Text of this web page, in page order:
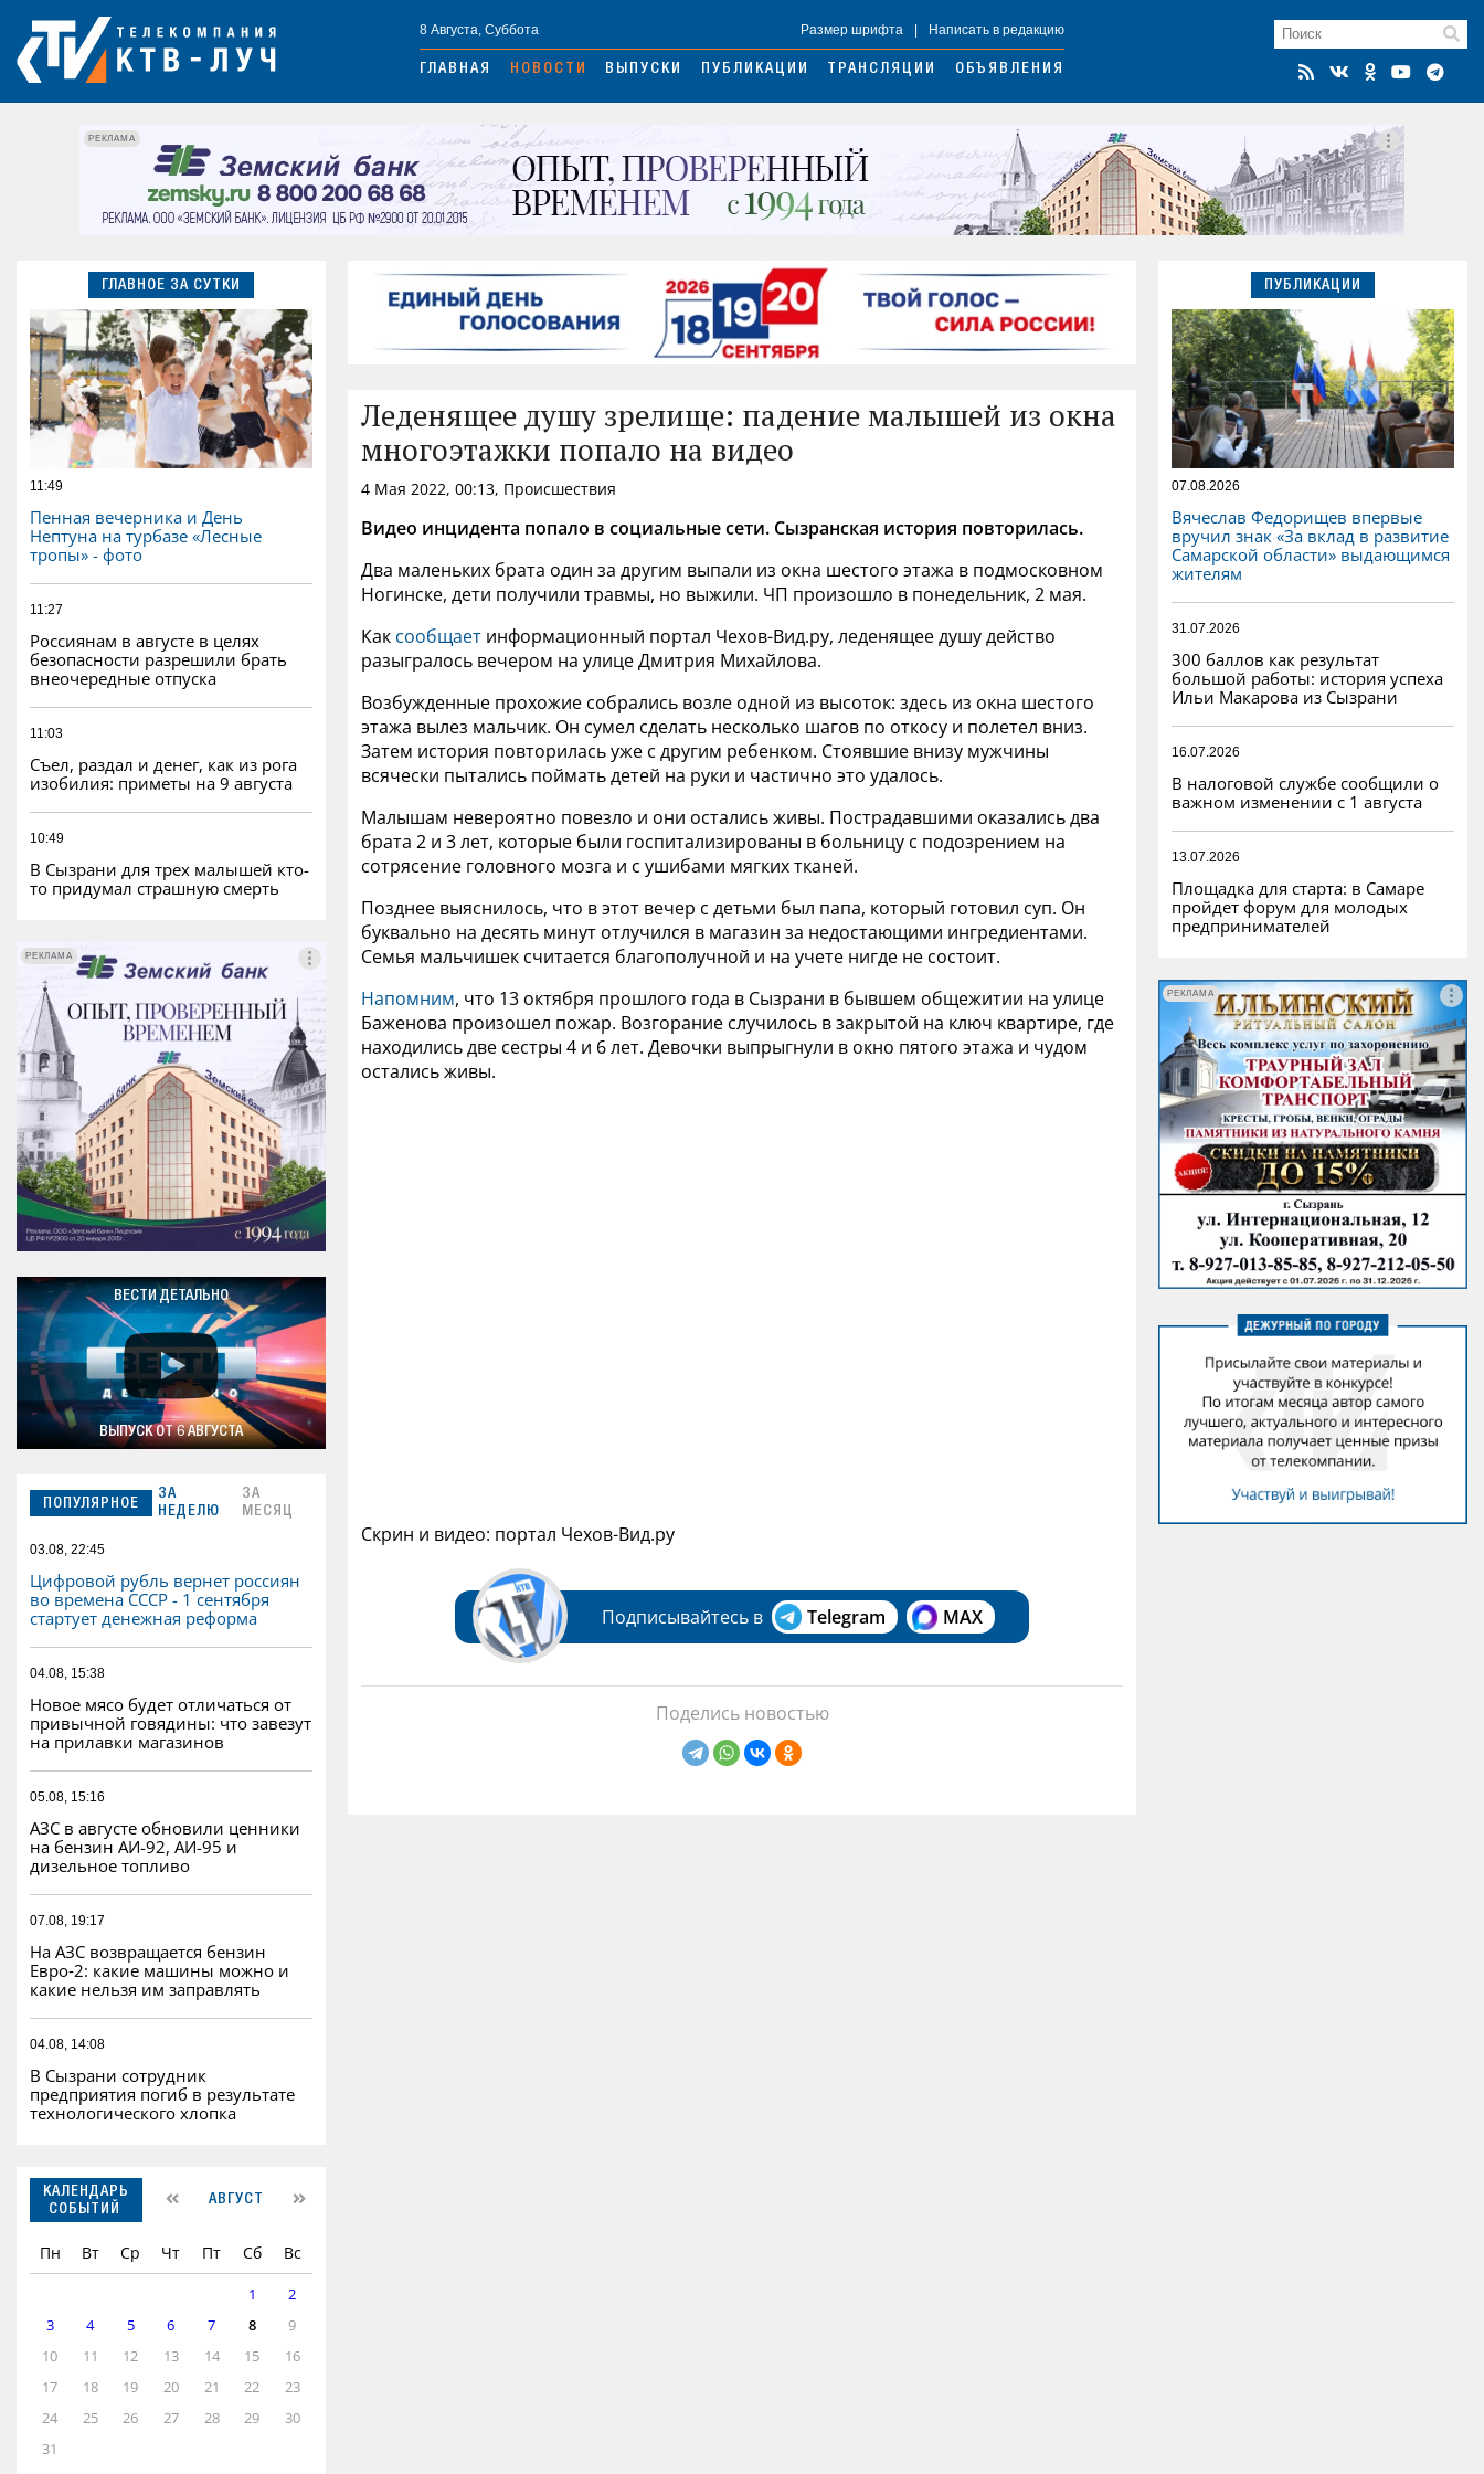
8 Августа, Суббота Размер шрифта Написать в редакцию
ГЛАВНАЯ НОВОСТИ ВЫПУСКИ ПУБЛИКАЦИИ ТРАНСЛЯЦИИ ОБЪЯВЛЕНИЯ
РЕКЛАМА
ГЛАВНОЕ ЗА СУТКИ
11:49
Пенная вечерника и День
Нептуна на турбазе «Лесные
тропы» - фото
11:27
Россиянам в августе в целях
безопасности разрешили брать
внеочередные отпуска
11:03
Съел, раздал и денег, как из рога
изобилия: приметы на 9 августа
10:49
В Сызрани для трех малышей кто-
то придумал страшную смерть
РЕКЛАМА
РЕКЛАМА
ВЕСТИ ДЕТАЛЬНО
ВЫПУСК ОТ 6 АВГУСТА
ПОПУЛЯРНОЕ
ЗА
НЕДЕЛЮ
ЗА
МЕСЯЦ
03.08, 22:45
Цифровой рубль вернет россиян
во времена СССР - 1 сентября
стартует денежная реформа
04.08, 15:38
Новое мясо будет отличаться от
привычной говядины: что завезут
на прилавки магазинов
05.08, 15:16
АЗС в августе обновили ценники
на бензин АИ-92, АИ-95 и
дизельное топливо
07.08, 19:17
На АЗС возвращается бензин
Евро‑2: какие машины можно и
какие нельзя им заправлять
04.08, 14:08
В Сызрани сотрудник
предприятия погиб в результате
технологического хлопка
КАЛЕНДАРЬ
СОБЫТИЙ
АВГУСТ
Пн Вт Ср Чт Пт Сб Вс
1
2
3
4 5 6 7 8
9
10
11 12 13 14 15
16
17
18 19 20 21 22
23
24
25 26 27 28 29
30
31
Леденящее душу зрелище: падение малышей из окна
многоэтажки попало на видео
4 Мая 2022, 00:13, Происшествия
Видео инцидента попало в социальные сети. Сызранская история повторилась.
Два маленьких брата один за другим выпали из окна шестого этажа в подмосковном
Ногинске, дети получили травмы, но выжили. ЧП произошло в понедельник, 2 мая.
Как сообщает информационный портал Чехов-Вид.ру, леденящее душу действо
разыгралось вечером на улице Дмитрия Михайлова.
Возбужденные прохожие собрались возле одной из высоток: здесь из окна шестого
этажа вылез мальчик. Он сумел сделать несколько шагов по откосу и полетел вниз.
Затем история повторилась уже с другим ребенком. Стоявшие внизу мужчины
всячески пытались поймать детей на руки и частично это удалось.
Малышам невероятно повезло и они остались живы. Пострадавшими оказались два
брата 2 и 3 лет, которые были госпитализированы в больницу с подозрением на
сотрясение головного мозга и с ушибами мягких тканей.
Позднее выяснилось, что в этот вечер с детьми был папа, который готовил суп. Он
буквально на десять минут отлучился в магазин за недостающими ингредиентами.
Семья мальчишек считается благополучной и на учете нигде не состоит.
Напомним, что 13 октября прошлого года в Сызрани в бывшем общежитии на улице
Баженова произошел пожар. Возгорание случилось в закрытой на ключ квартире, где
находились две сестры 4 и 6 лет. Девочки выпрыгнули в окно пятого этажа и чудом
остались живы.
Скрин и видео: портал Чехов-Вид.ру
Подписывайтесь в Telegram MAX
Поделись новостью
ПУБЛИКАЦИИ
07.08.2026
Вячеслав Федорищев впервые
вручил знак «За вклад в развитие
Самарской области» выдающимся
жителям
31.07.2026
300 баллов как результат
большой работы: история успеха
Ильи Макарова из Сызрани
16.07.2026
В налоговой службе сообщили о
важном изменении с 1 августа
13.07.2026
Площадка для старта: в Самаре
пройдет форум для молодых
предпринимателей
РЕКЛАМА